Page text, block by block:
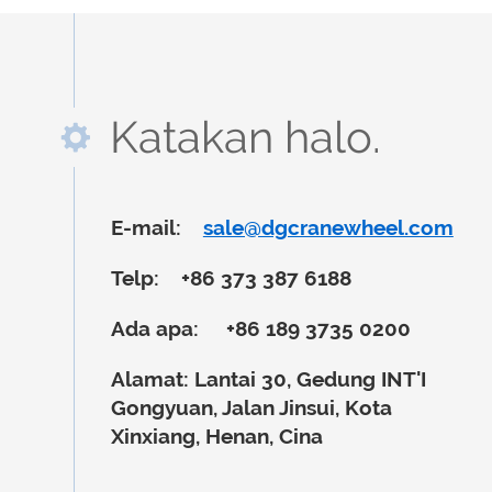
Katakan halo.
E-mail: sale@dgcranewheel.com
Telp: +86 373 387 6188
Ada apa: +86 189 3735 0200
Alamat: Lantai 30, Gedung INT'I
Gongyuan, Jalan Jinsui, Kota
Xinxiang, Henan, Cina